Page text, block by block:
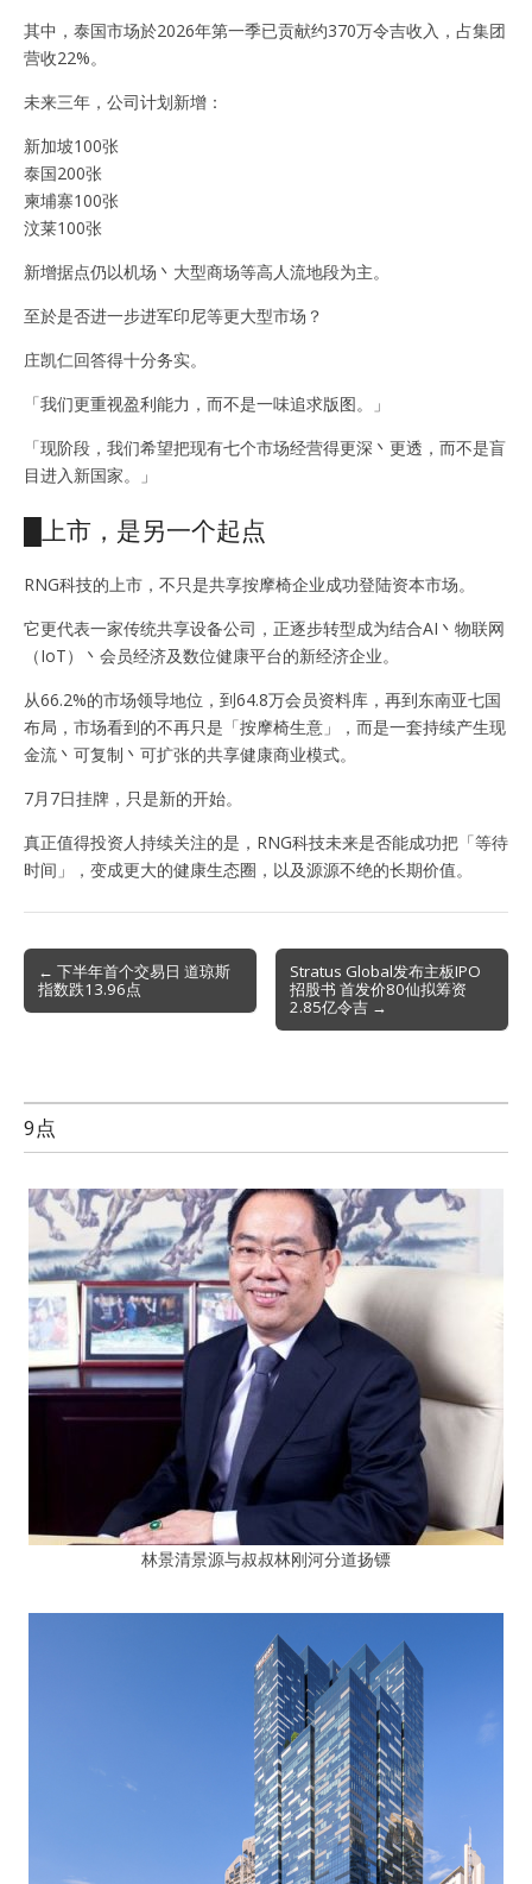
其中，泰国市场於2026年第一季已贡献约370万令吉收入，占集团
营收22%。
未来三年，公司计划新增：
新加坡100张
泰国200张
柬埔寨100张
汶莱100张
新增据点仍以机场丶大型商场等高人流地段为主。
至於是否进一步进军印尼等更大型市场？
庄凯仁回答得十分务实。
「我们更重视盈利能力，而不是一味追求版图。」
「现阶段，我们希望把现有七个市场经营得更深丶更透，而不是盲
目进入新国家。」
█上市，是另一个起点
RNG科技的上市，不只是共享按摩椅企业成功登陆资本市场。
它更代表一家传统共享设备公司，正逐步转型成为结合AI丶物联网
（IoT）丶会员经济及数位健康平台的新经济企业。
从66.2%的市场领导地位，到64.8万会员资料库，再到东南亚七国
布局，市场看到的不再只是「按摩椅生意」，而是一套持续产生现
金流丶可复制丶可扩张的共享健康商业模式。
7月7日挂牌，只是新的开始。
真正值得投资人持续关注的是，RNG科技未来是否能成功把「等待
时间」，变成更大的健康生态圈，以及源源不绝的长期价值。
Post
navigation
← 下半年首个交易日 道琼斯
指数跌13.96点
Stratus Global发布主板IPO
招股书 首发价80仙拟筹资
2.85亿令吉 →
9点
林景清景源与叔叔林刚河分道扬镖